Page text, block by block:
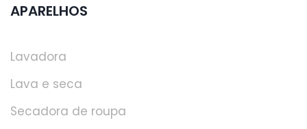
APARELHOS
Lavadora
Lava e seca
Secadora de roupa